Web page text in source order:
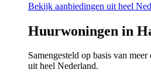
Bekijk aanbiedingen uit heel
Huurwoningen in
Samengesteld op basis van
uit heel Nederland.